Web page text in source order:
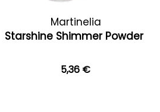
Martinelia
Starshine Shimmer Powder
5,36 €